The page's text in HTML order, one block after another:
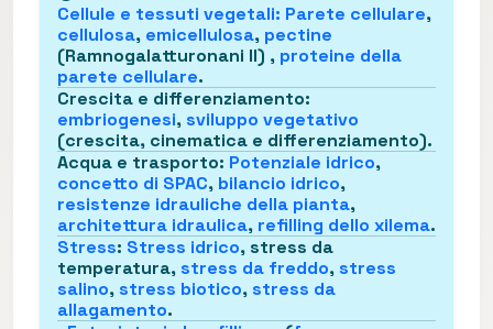
Cellule e tessuti vegetali: Parete cellulare,
cellulosa, emicellulosa, pectine
(Ramnogalatturonani II) , proteine della
parete cellulare.
Crescita e differenziamento:
embriogenesi, sviluppo vegetativo
(crescita, cinematica e differenziamento).
Acqua e trasporto: Potenziale idrico,
concetto di SPAC, bilancio idrico,
resistenze idrauliche della pianta,
architettura idraulica, refilling dello xilema.
Stress: Stress idrico, stress da
temperatura, stress da freddo, stress
salino, stress biotico, stress da
allagamento.